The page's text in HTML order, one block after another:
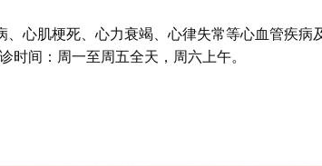
心肌梗死、心力衰竭、心律失常等心血管疾
时间：周一至周五全天，周六上午。